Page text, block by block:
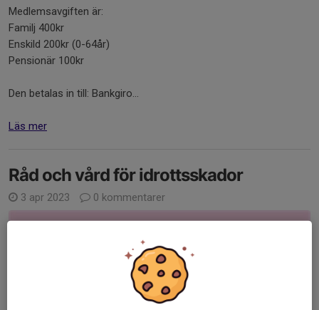
Medlemsavgiften är:
Familj 400kr
Enskild 200kr (0-64år)
Pensionär 100kr
Den betalas in till: Bankgiro...
Läs mer
Råd och vård för idrottsskador
3 apr 2023 0 kommentarer